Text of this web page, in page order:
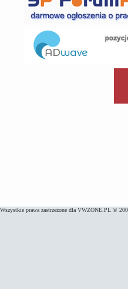
Wszystkie prawa zastrzeżone dla VWZONE.PL ©